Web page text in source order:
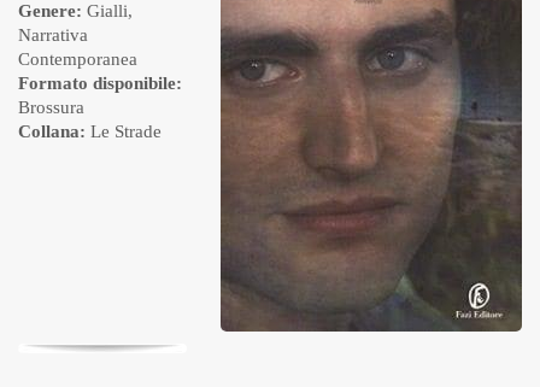
Genere: Gialli,
Narrativa
Contemporanea
Formato disponibile:
Brossura
Collana: Le Strade